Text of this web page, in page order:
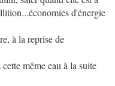
d'énergie
à la reprise de
même eau à la suite